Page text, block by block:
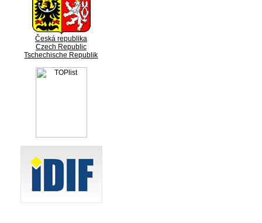
Česká republika
Czech Republic
Tschechische Republik